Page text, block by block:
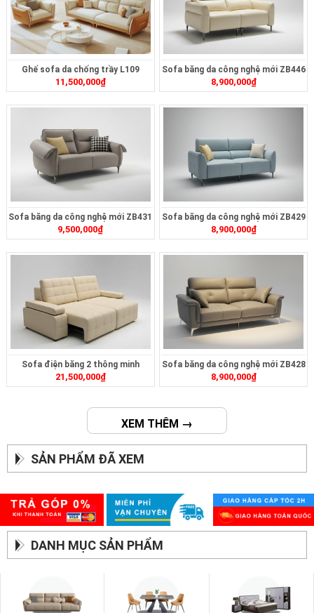
Ghế sofa da chống trầy L109
11,500,000₫
Sofa băng da công nghệ mới ZB446
8,900,000₫
Sofa băng da công nghệ mới ZB431
9,500,000₫
Sofa băng da công nghệ mới ZB429
8,900,000₫
Sofa điện băng 2 thông minh
ZT2626
21,500,000₫
Sofa băng da công nghệ mới ZB428
8,900,000₫
XEM THÊM →
SẢN PHẨM ĐÃ XEM
DANH MỤC SẢN PHẨM